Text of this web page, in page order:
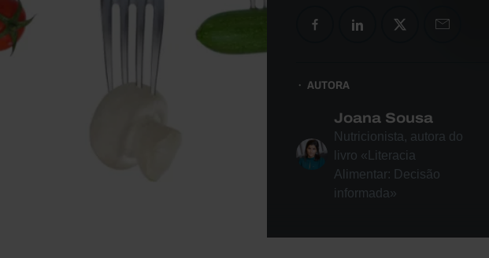
AUTORA
Joana Sousa
Nutricionista, autora do
livro «Literacia
Alimentar: Decisão
informada»